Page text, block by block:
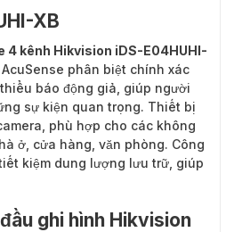
XB
4 kênh Hikvision iDS-E04HUHI-
phân biệt chính xác
báo động giả, giúp người
sự kiện quan trọng. Thiết bị
phù hợp cho các không
ở, cửa hàng, văn phòng. Công
kiệm dung lượng lưu trữ, giúp
ghi hình Hikvision